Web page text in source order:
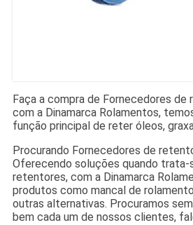
Faça a compra de Fornecedores de
com a Dinamarca Rolamentos,
função principal de reter óleos,
Procurando Fornecedores de
Oferecendo soluções quando trata-
retentores, com a Dinamarca
produtos como mancal de
outras alternativas. Procuramos
bem cada um de nossos clientes,